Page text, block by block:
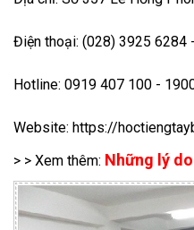
Điện thoại: (028) 3925 6284
Hotline: 0919 407 100 -
Website: https://
> > Xem thêm: Những lý